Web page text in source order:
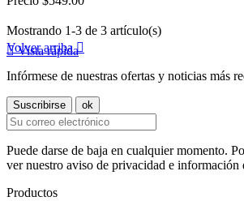
Vista rápida
Mostrando 1-3 de 3 artículo(s)
Volver arriba
Infórmese de nuestras ofertas y noticias más
Puede darse de baja en cualquier momento.
ver nuestro aviso de privacidad e información
Productos